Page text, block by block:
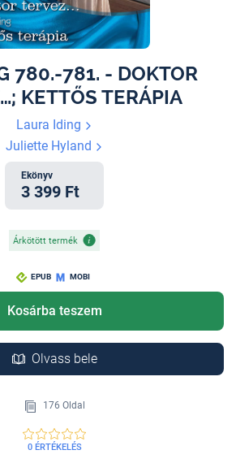
780.-781. - DOKTOR
KETTŐS TERÁPIA
Laura Iding
Juliette Hyland
Ekönyv
3 399 Ft
Árkötött termék
EPUB MOBI
Kosárba teszem
Olvass bele
176 Oldal
0 ÉRTÉKELÉS